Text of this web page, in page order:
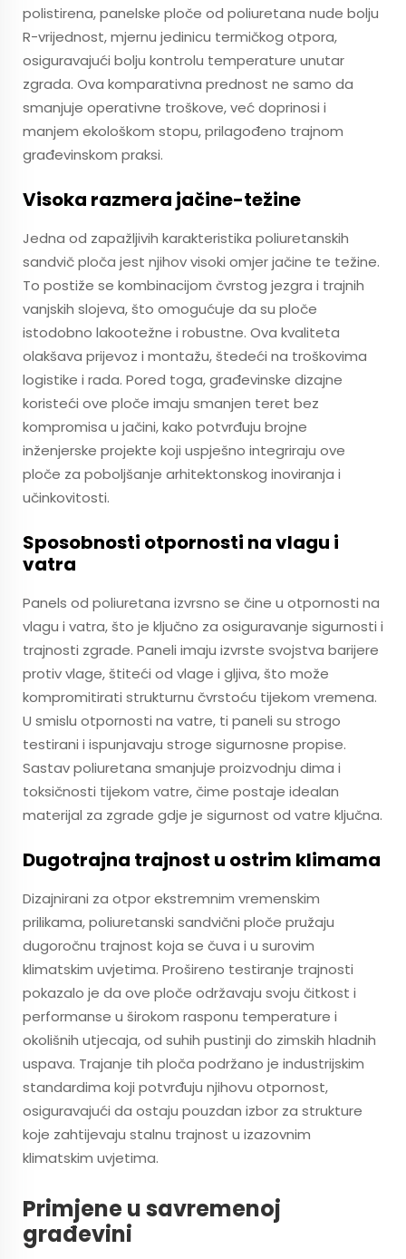
polistirena, panelske ploče od poliuretana nude bolju
R-vrijednost, mjernu jedinicu termičkog otpora,
osiguravajući bolju kontrolu temperature unutar
zgrada. Ova komparativna prednost ne samo da
smanjuje operativne troškove, već doprinosi i
manjem ekološkom stopu, prilagođeno trajnom
građevinskom praksi.
Visoka razmera jačine-težine
Jedna od zapažljivih karakteristika poliuretanskih
sandvič ploča jest njihov visoki omjer jačine te težine.
To postiže se kombinacijom čvrstog jezgra i trajnih
vanjskih slojeva, što omogućuje da su ploče
istodobno lakootežne i robustne. Ova kvaliteta
olakšava prijevoz i montažu, štedeći na troškovima
logistike i rada. Pored toga, građevinske dizajne
koristeći ove ploče imaju smanjen teret bez
kompromisa u jačini, kako potvrđuju brojne
inženjerske projekte koji uspješno integriraju ove
ploče za poboljšanje arhitektonskog inoviranja i
učinkovitosti.
Sposobnosti otpornosti na vlagu i
vatra
Panels od poliuretana izvrsno se čine u otpornosti na
vlagu i vatra, što je ključno za osiguravanje sigurnosti i
trajnosti zgrade. Paneli imaju izvrste svojstva barijere
protiv vlage, štiteći od vlage i gljiva, što može
kompromitirati strukturnu čvrstoću tijekom vremena.
U smislu otpornosti na vatre, ti paneli su strogo
testirani i ispunjavaju stroge sigurnosne propise.
Sastav poliuretana smanjuje proizvodnju dima i
toksičnosti tijekom vatre, čime postaje idealan
materijal za zgrade gdje je sigurnost od vatre ključna.
Dugotrajna trajnost u ostrim klimama
Dizajnirani za otpor ekstremnim vremenskim
prilikama, poliuretanski sandvični ploče pružaju
dugoročnu trajnost koja se čuva i u surovim
klimatskim uvjetima. Prošireno testiranje trajnosti
pokazalo je da ove ploče održavaju svoju čitkost i
performanse u širokom rasponu temperature i
okolišnih utjecaja, od suhih pustinji do zimskih hladnih
uspava. Trajanje tih ploča podržano je industrijskim
standardima koji potvrđuju njihovu otpornost,
osiguravajući da ostaju pouzdan izbor za strukture
koje zahtijevaju stalnu trajnost u izazovnim
klimatskim uvjetima.
Primjene u savremenoj
građevini